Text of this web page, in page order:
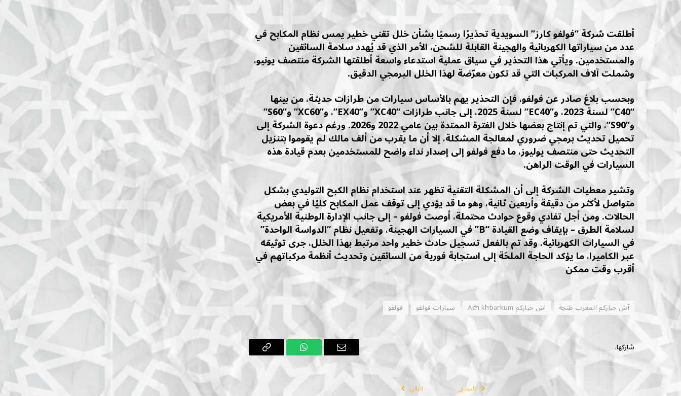
أطلقت شركة “فولفو كارز” السويدية تحذيرًا رسميًا بشأن خلل تقني خطير يمس نظام المكابح في
عدد من سياراتها الكهربائية والهجينة القابلة للشحن، الأمر الذي قد يُهدد سلامة السائقين
والمستخدمين. ويأتي هذا التحذير في سياق عملية استدعاء واسعة أطلقتها الشركة منتصف يونيو،
وشملت آلاف المركبات التي قد تكون معرّضة لهذا الخلل البرمجي الدقيق.
وبحسب بلاغ صادر عن فولفو، فإن التحذير يهم بالأساس سيارات من طرازات حديثة، من بينها
“C40” لسنة 2023، و”EC40” لسنة 2025، إلى جانب طرازات “XC40” و”EX40”، و”XC60” و”S60”
و”S90”، والتي تم إنتاج بعضها خلال الفترة الممتدة بين عامي 2022 و2026. ورغم دعوة الشركة إلى
تحميل تحديث برمجي ضروري لمعالجة المشكلة، إلا أن ما يقرب من ألف مالك لم يقوموا بتنزيل
التحديث حتى منتصف يوليوز، ما دفع فولفو إلى إصدار نداء واضح للمستخدمين بعدم قيادة هذه
السيارات في الوقت الراهن.
وتشير معطيات الشركة إلى أن المشكلة التقنية تظهر عند استخدام نظام الكبح التوليدي بشكل
متواصل لأكثر من دقيقة وأربعين ثانية، وهو ما قد يؤدي إلى توقف عمل المكابح كليًا في بعض
الحالات. ومن أجل تفادي وقوع حوادث محتملة، أوصت فولفو – إلى جانب الإدارة الوطنية الأمريكية
لسلامة الطرق – بإيقاف وضع القيادة “B” في السيارات الهجينة، وتفعيل نظام “الدواسة الواحدة”
في السيارات الكهربائية. وقد تم بالفعل تسجيل حادث خطير واحد مرتبط بهذا الخلل، جرى توثيقه
عبر الكاميرا، ما يؤكد الحاجة الملحّة إلى استجابة فورية من السائقين وتحديث أنظمة مركباتهم في
أقرب وقت ممكن
آش خباركم المغرب طنجة اش خباركم Ach khbarkum سيارات فولفو فولفو
شاركها.
البريد
واتساب
Copy
السابق التالي